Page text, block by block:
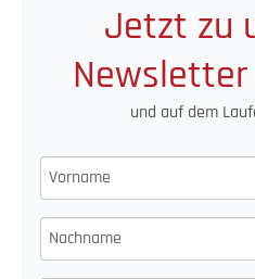
Jetzt zu
und auf dem